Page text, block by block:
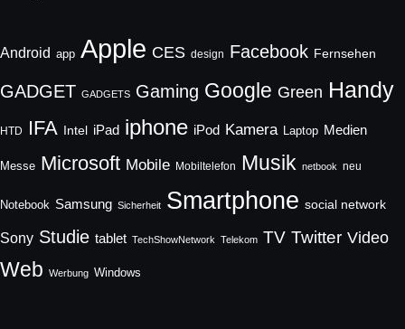
Android app Apple CES design Facebook Fernsehen
GADGET GADGETS Gaming Google Green Handy
HTD IFA Intel iPad iphone iPod Kamera Laptop Medien
Messe Microsoft Mobile Mobiltelefon Musik netbook neu
Notebook Samsung Sicherheit Smartphone social network
Sony Studie tablet TechShowNetwork Telekom TV Twitter Video
Web Werbung Windows